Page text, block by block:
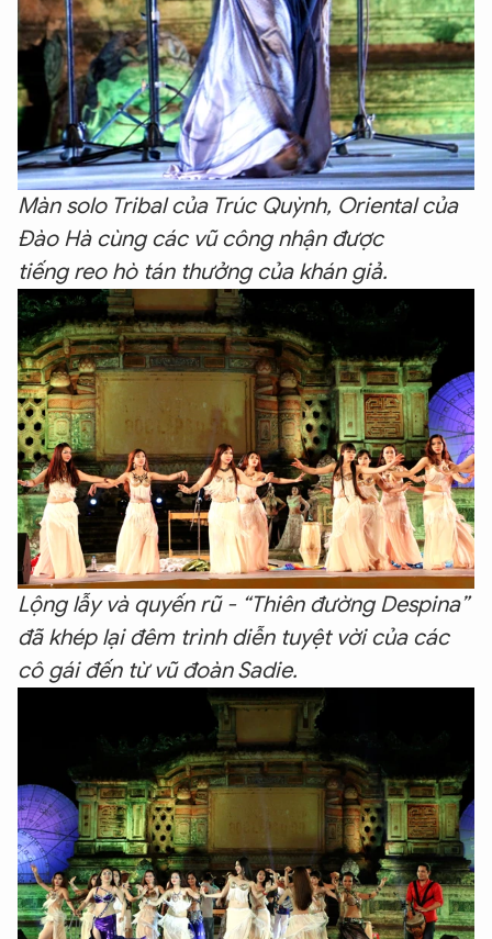
Màn solo Tribal của Trúc Quỳnh, Oriental của
Đào Hà cùng các vũ công nhận được
tiếng reo hò tán thưởng của khán giả.
Lộng lẫy và quyến rũ - “Thiên đường Despina”
đã khép lại đêm trình diễn tuyệt vời của các
cô gái đến từ vũ đoàn Sadie.
XIN CHÀO,
TÔI LÀ CHATBOT CỦA
Hãy hỏi tôi bất kỳ điều gì bạn cần biết về
An Ninh Thủ Đô nhé. Tôi sẵn sàng hỗ trợ!